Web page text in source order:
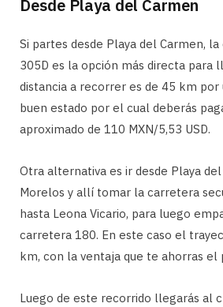
Desde Playa del Carmen
Si partes desde Playa del Carmen,
305D es la opción más directa para
distancia a recorrer es de 45 km
buen estado por el cual deberás
aproximado de 110 MXN/5,53 USD.
Otra alternativa es ir desde Playa
Morelos y allí tomar la carretera
hasta Leona Vicario, para luego
carretera 180. En este caso el
km, con la ventaja que te ahorras el
Luego de este recorrido llegarás al